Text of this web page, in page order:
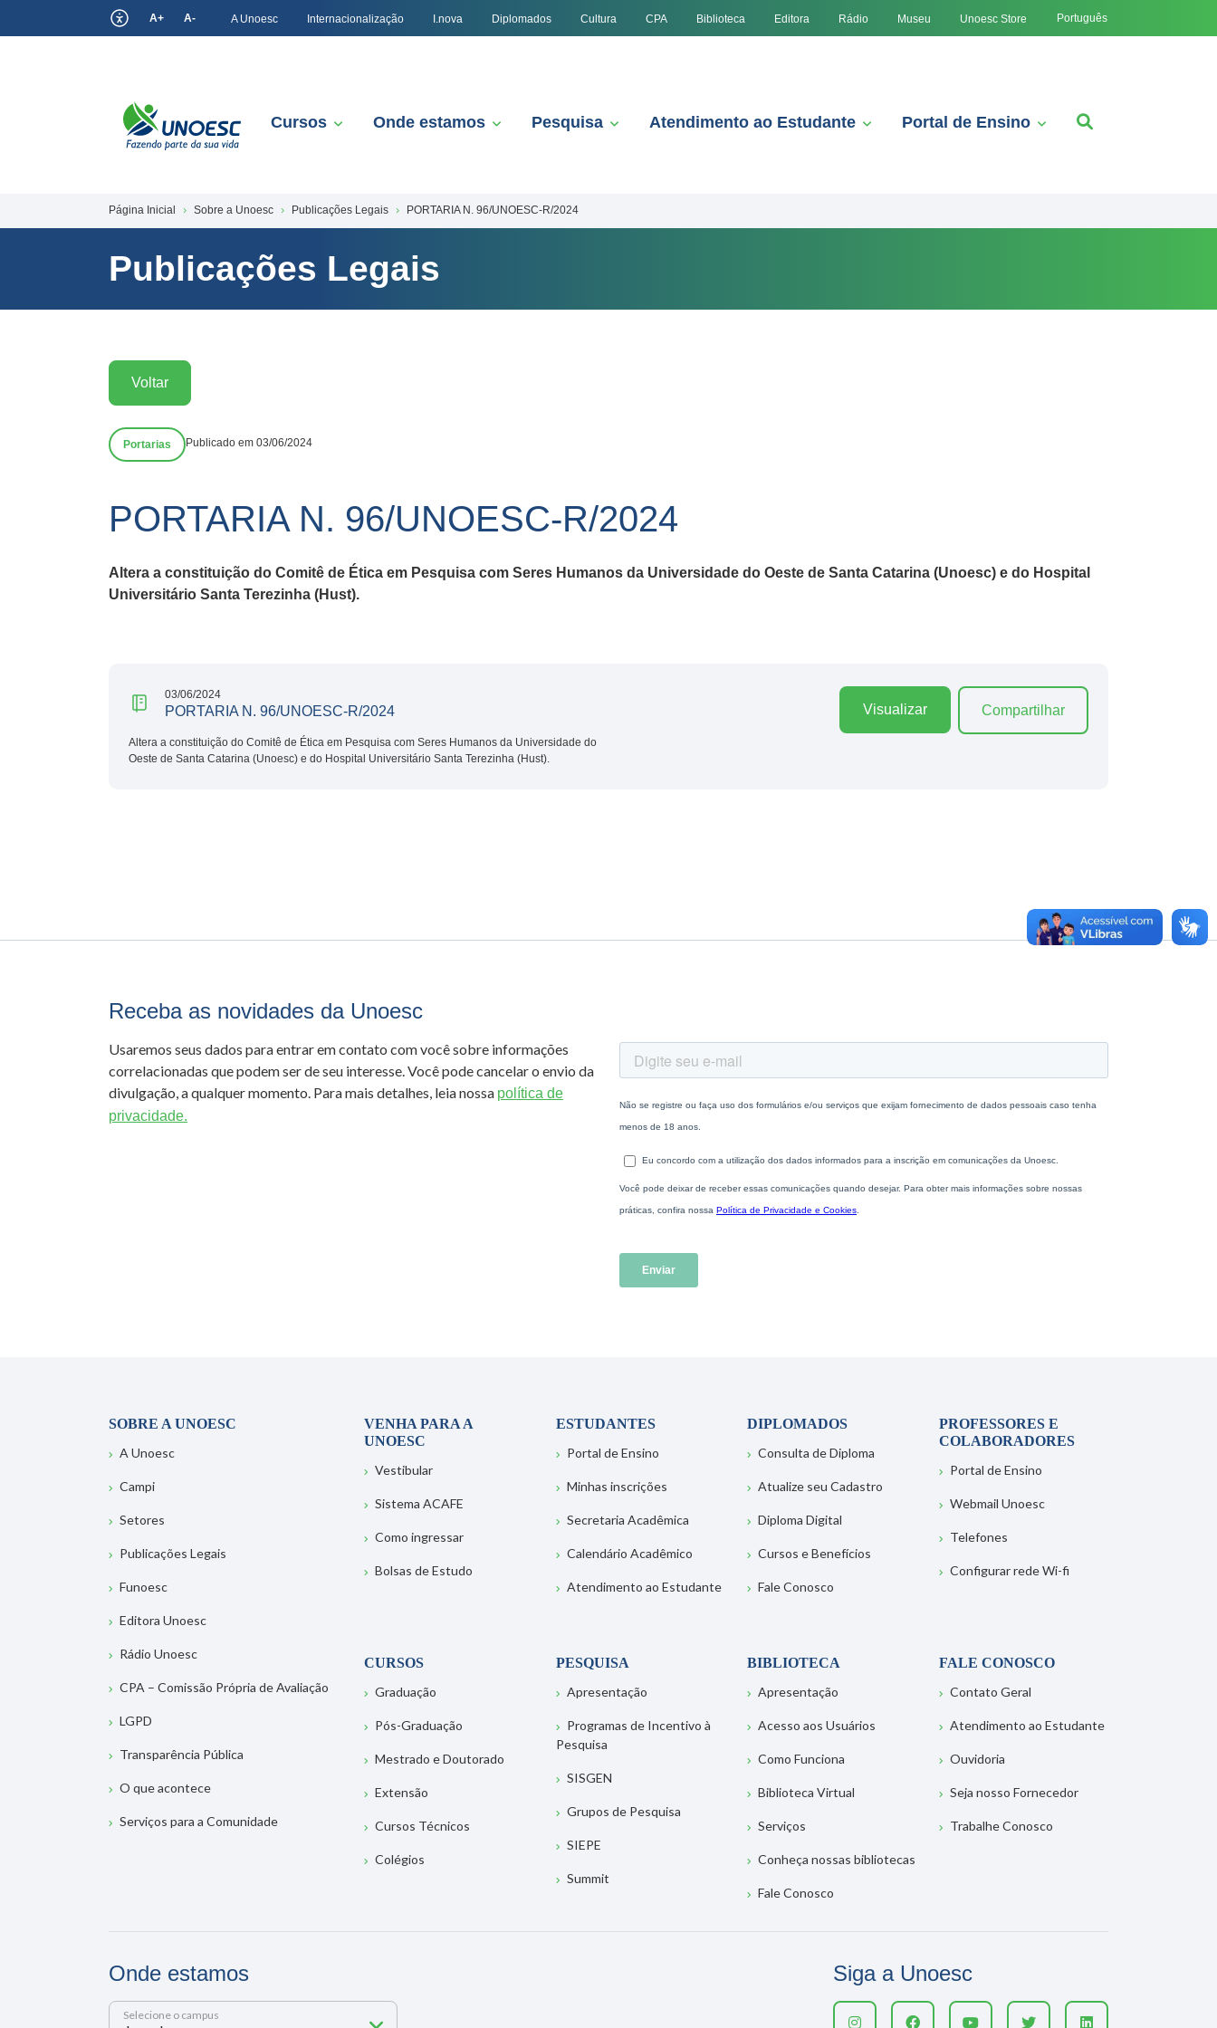
A+ A- A Unoesc Internacionalização I.nova Diplomados Cultura CPA Biblioteca Editora Rádio Museu Unoesc Store Português
Cursos Onde estamos Pesquisa Atendimento ao Estudante Portal de Ensino
Página Inicial Sobre a Unoesc Publicações Legais PORTARIA N. 96/UNOESC-R/2024
Publicações Legais
Voltar
Portarias Publicado em 03/06/2024
PORTARIA N. 96/UNOESC-R/2024
Altera a constituição do Comitê de Ética em Pesquisa com Seres Humanos da Universidade do Oeste de Santa Catarina (Unoesc) e do Hospital
Universitário Santa Terezinha (Hust).
03/06/2024
PORTARIA N. 96/UNOESC-R/2024
Altera a constituição do Comitê de Ética em Pesquisa com Seres Humanos da Universidade do
Oeste de Santa Catarina (Unoesc) e do Hospital Universitário Santa Terezinha (Hust).
Visualizar Compartilhar
Receba as novidades da Unoesc
Usaremos seus dados para entrar em contato com você sobre informações
correlacionadas que podem ser de seu interesse. Você pode cancelar o envio da
divulgação, a qualquer momento. Para mais detalhes, leia nossa política de
privacidade.
SOBRE A UNOESC
A Unoesc
Campi
Setores
Publicações Legais
Funoesc
Editora Unoesc
Rádio Unoesc
CPA – Comissão Própria de Avaliação
LGPD
Transparência Pública
O que acontece
Serviços para a Comunidade
VENHA PARA A
UNOESC
Vestibular
Sistema ACAFE
Como ingressar
Bolsas de Estudo
ESTUDANTES
Portal de Ensino
Minhas inscrições
Secretaria Acadêmica
Calendário Acadêmico
Atendimento ao Estudante
DIPLOMADOS
Consulta de Diploma
Atualize seu Cadastro
Diploma Digital
Cursos e Benefícios
Fale Conosco
PROFESSORES E
COLABORADORES
Portal de Ensino
Webmail Unoesc
Telefones
Configurar rede Wi-fi
CURSOS
Graduação
Pós-Graduação
Mestrado e Doutorado
Extensão
Cursos Técnicos
Colégios
PESQUISA
Apresentação
Programas de Incentivo à
Pesquisa
SISGEN
Grupos de Pesquisa
SIEPE
Summit
BIBLIOTECA
Apresentação
Acesso aos Usuários
Como Funciona
Biblioteca Virtual
Serviços
Conheça nossas bibliotecas
Fale Conosco
FALE CONOSCO
Contato Geral
Atendimento ao Estudante
Ouvidoria
Seja nosso Fornecedor
Trabalhe Conosco
Onde estamos
Selecione o campus
Siga a Unoesc